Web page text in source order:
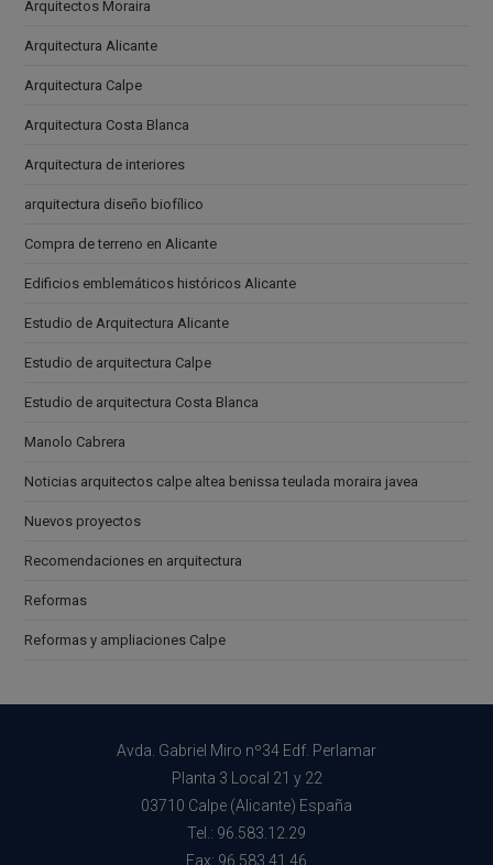
Arquitectos Moraira
Arquitectura Alicante
Arquitectura Calpe
Arquitectura Costa Blanca
Arquitectura de interiores
arquitectura diseño biofílico
Compra de terreno en Alicante
Edificios emblemáticos históricos Alicante
Estudio de Arquitectura Alicante
Estudio de arquitectura Calpe
Estudio de arquitectura Costa Blanca
Manolo Cabrera
Noticias arquitectos calpe altea benissa teulada moraira javea
Nuevos proyectos
Recomendaciones en arquitectura
Reformas
Reformas y ampliaciones Calpe
Avda. Gabriel Miro nº34 Edf. Perlamar
Planta 3 Local 21 y 22
03710 Calpe (Alicante) España
Tel.: 96.583.12.29
Fax: 96.583.41.46